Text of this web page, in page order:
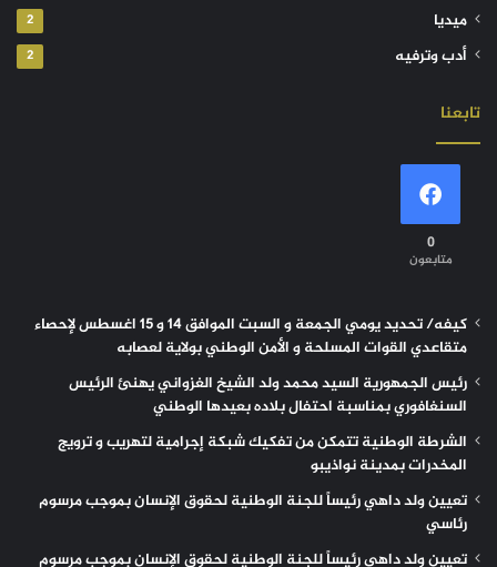
ميديا 2
أدب وترفيه 2
تابعنا
0
متابعون
كيفه/ تحديد يومي الجمعة و السبت الموافق 14 و 15 اغسطس لإحصاء
متقاعدي القوات المسلحة و الأمن الوطني بولاية لعصابه
رئيس الجمهورية السيد محمد ولد الشيخ الغزواني يهنئ الرئيس
السنغافوري بمناسبة احتفال بلاده بعيدها الوطني
الشرطة الوطنية تتمكن من تفكيك شبكة إجرامية لتهريب و ترويج
المخدرات بمدينة نواذيبو
تعيين ولد داهي رئيساً للجنة الوطنية لحقوق الإنسان بموجب مرسوم
رئاسي
تعيين ولد داهي رئيساً للجنة الوطنية لحقوق الإنسان بموجب مرسوم